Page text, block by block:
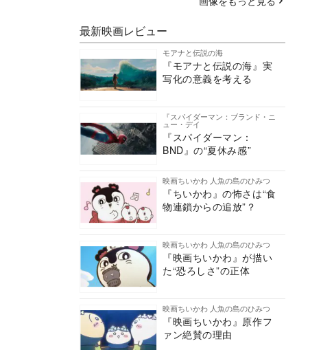
最新映画レビュー
モアナと伝説の海
『モアナと伝説の海』実
写化の意義を考える
『スパイダーマン：ブランド・ニ
ュー・デイ
『スパイダーマン：
BND』の“夏休み感”
映画ちいかわ 人魚の島のひみつ
『ちいかわ』の怖さは“食
物連鎖からの追放”？
映画ちいかわ 人魚の島のひみつ
『映画ちいかわ』が描い
た“恐ろしさ”の正体
映画ちいかわ 人魚の島のひみつ
『映画ちいかわ』原作フ
ァン絶賛の理由